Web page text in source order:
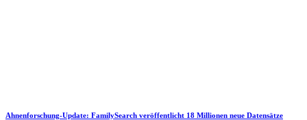
Ahnenforschung-Update: FamilySearch veröffentlicht 18 Millionen neue Datensätze